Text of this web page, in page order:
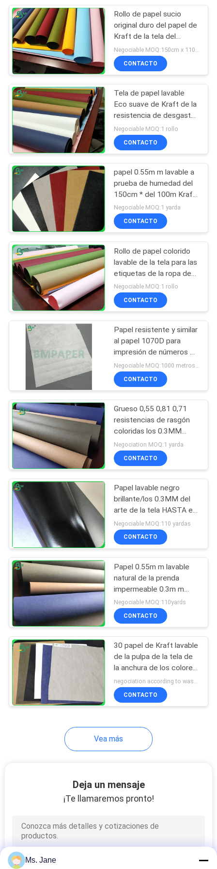
Tablero gris
laminado
Tablero del
atascamiento de
libro
110
Papel de Couche
Estucado Junta
Dúplex
257
Rollo del papel de
trazador
388
Papel Kraft Liner
rollo del papel de la
cartulina
369
copiadora
Rollo de papel sucio
original duro del papel de
Kraft de la tela del
desgaste 0.55m m
CONTACTO
Tela de papel lavable
Eco suave de Kraft de la
resistencia de desgaste
- amistoso
Negociable MOQ:1 rollo
CONTACTO
papel 0.55m m lavable a
prueba de humedad del
150cm * del 100m Kraft
para el bolso de la moda
Negociable MOQ:1 yarda
CONTACTO
Rollo de papel colorido
lavable de la tela para las
etiquetas de la ropa de
las etiquetas de los
vaqueros
Negociable MOQ:1 rollo
CONTACTO
Papel resistente y similar
al papel 1070D para
impresión de números de
dorsal, impermeable y
resistente al desgarro
CONTACTO
Grueso 0,55 0,81 0,71
resistencias de rasgón
coloridas los 0.3MM
lavables del papel de
Kraft buenas
Negociation MOQ:1 yarda
CONTACTO
Papel lavable negro
brillante/los 0.3MM del
arte de la tela HASTA el
rollo del papel de los
0.8MM Untear
Negociable MOQ:110 yardas
CONTACTO
Papel 0.55m m lavable
natural de la prenda
impermeable 0.3m m
Kraft del material para
los bolsos de compras
Negociable MOQ:110yards
CONTACTO
30 papel de Kraft lavable
de la pulpa de la tela de
la anchura de los colores
150CM para los bolsos y
el embalaje de DIY
negociation according to washable kraft paper material, quantity, and color MOQ:1 yarda para el papel de Kraft lavable
CONTACTO
Vea más
Deja un mensaje
¡Te llamaremos pronto!
Ms. Jane